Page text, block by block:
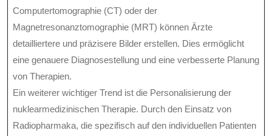
Computertomographie (CT) oder der
Magnetresonanztomographie (MRT) können Ärzte
detailliertere und präzisere Bilder erstellen. Dies ermöglicht
eine genauere Diagnosestellung und eine verbesserte Planung
von Therapien.
Ein weiterer wichtiger Trend ist die Personalisierung der
nuklearmedizinischen Therapie. Durch den Einsatz von
Radiopharmaka, die spezifisch auf den individuellen Patienten